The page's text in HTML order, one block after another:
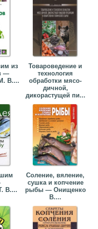
из
—
В....
Товароведение и
технология
обработки мясо-
дичной,
дикорастущей пи...
В....
Соление, вяление,
сушка и копчение
рыбы — Онищенко
В....